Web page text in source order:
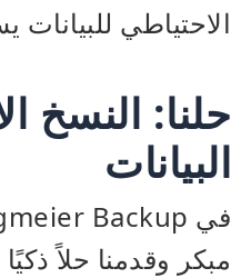
الاحتياطي
حلنا: النسخ
البيانات
مبكر وقدمنا حلاً